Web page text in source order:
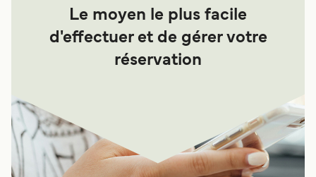
Le moyen le plus facile
d'effectuer et de gérer votre
réservation